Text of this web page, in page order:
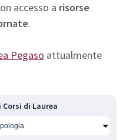
accesso a risorse
.
Pegaso attualmente
di Laurea